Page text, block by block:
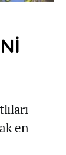
en